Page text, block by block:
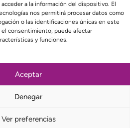
a la información del dispositivo. El
nos permitirá procesar datos como
o las identificaciones únicas en este
consentimiento, puede afectar
y funciones.
Aceptar
Denegar
Ver preferencias